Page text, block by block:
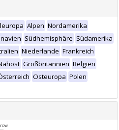
Alpen Nordamerika
Südhemisphäre Südamerika
Niederlande Frankreich
Großbritannien Belgien
Osteuropa Polen